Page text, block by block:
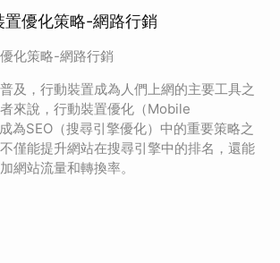
置優化策略-網路行銷
化策略-網路行銷
及，行動裝置成為人們上網的主要工具之
來說，行動裝置優化（Mobile
為SEO（搜尋引擎優化）中的重要策略之
僅能提升網站在搜尋引擎中的排名，還能
網站流量和轉換率。